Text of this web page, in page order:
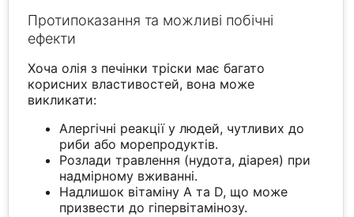
Протипоказання та можливі побічні
ефекти
Хоча олія з печінки тріски має багато
корисних властивостей, вона може
викликати:
Алергічні реакції у людей, чутливих до
риби або морепродуктів.
Розлади травлення (нудота, діарея) при
надмірному вживанні.
Надлишок вітаміну A та D, що може
призвести до гіпервітамінозу.